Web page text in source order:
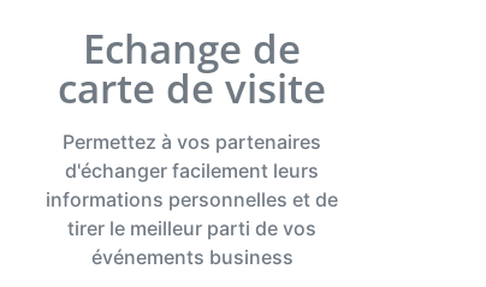
Echange de
carte de visite
Permettez à vos partenaires
d'échanger facilement leurs
informations personnelles et de
tirer le meilleur parti de vos
événements business